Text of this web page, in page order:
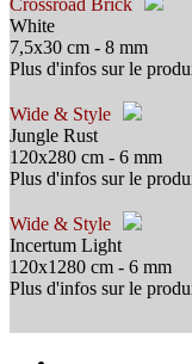
Crossroad Brick
White
7,5x30 cm - 8 mm
Plus d'infos sur le
Wide & Style
Jungle Rust
120x280 cm - 6 mm
Plus d'infos sur le
Wide & Style
Incertum Light
120x1280 cm - 6 mm
Plus d'infos sur le